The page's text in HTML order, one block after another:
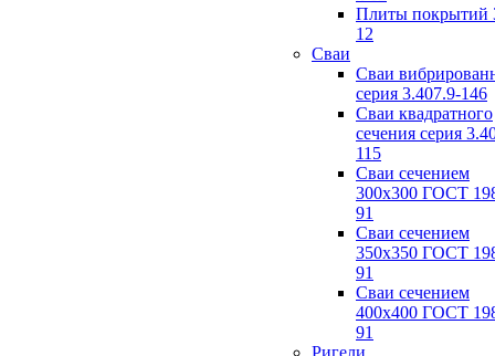
Плиты покрытий
12
Сваи
Сваи
серия 3.407.9-146
Сваи квадратного
сечения серия
115
Сваи сечением
300х300 ГОСТ
91
Сваи сечением
350х350 ГОСТ
91
Сваи сечением
400х400 ГОСТ
91
Ригели